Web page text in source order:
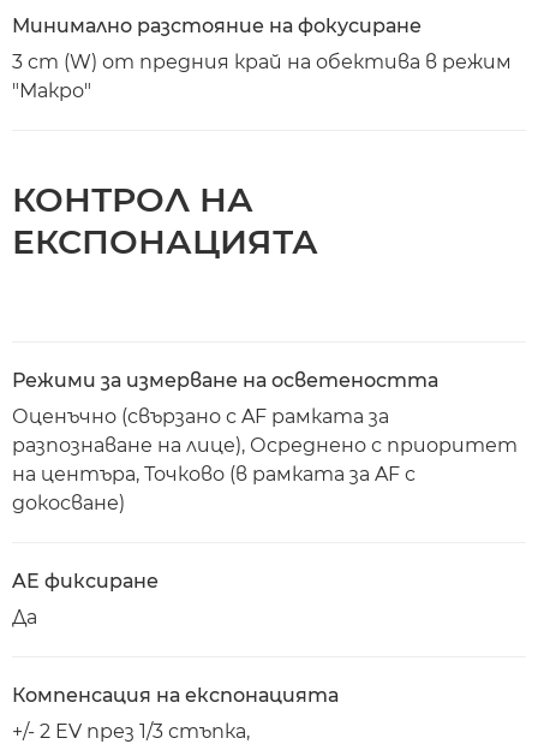
Минимално разстояние на фокусиране
3 cm (W) от предния край на обектива в режим
"Макро"
КОНТРОЛ НА
ЕКСПОНАЦИЯТА
Режими за измерване на осветеността
Оценъчно (свързано с AF рамката за
разпознаване на лице), Осреднено с приоритет
на центъра, Точково (в рамката за AF с
докосване)
AE фиксиране
Да
Компенсация на експонацията
+/- 2 EV през 1/3 стъпка,